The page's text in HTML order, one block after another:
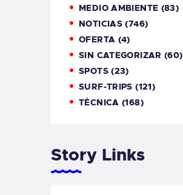
MEDIO AMBIENTE (83)
NOTICIAS (746)
OFERTA (4)
SIN CATEGORIZAR (60)
SPOTS(23)
SURF-TRIPS (121)
TÉCNICA (168)
Story Links